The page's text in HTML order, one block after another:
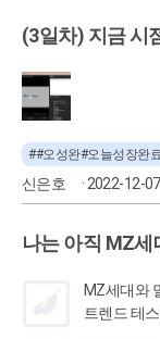
(3일차) 지금 시
신은호 · 2022-12-07
##오성완#오늘성장완
나는 아직 MZ
MZ세대와
트렌드 테